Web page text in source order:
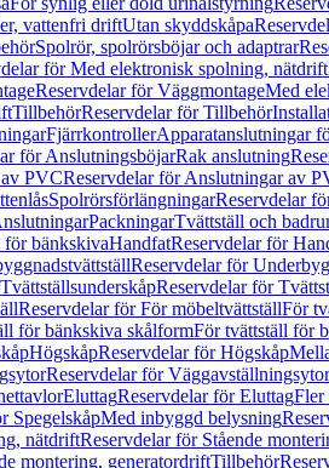
vattenfri driftUtan skyddskåpa
Spolrör, spolrörsböjar och adaptrar
för Med elektronisk spolning, nätdrift
Reservdelar för VäggmontageMed
TillbehörReservdelar för Tillbehör
FjärrkontrollerApparatanslutningar
för AnslutningsböjarRak anslutning
PVCReservdelar för Anslutningar av
SpolrörsförlängningarReservdelar
PackningarTvättställ och
bänkskivaHandfatReservdelar för
Reservdelar för
TvättställsunderskåpReservdelar för
Reservdelar för För möbeltvättställFör
för bänkskiva skålformFör tvättställ för
HögskåpReservdelar för Högskåp
Reservdelar för Väggavställningsytor
EluttagReservdelar för EluttagFler
SpegelskåpMed inbyggd belysning
nätdriftReservdelar för Stående
montering, generatordriftTillbehör